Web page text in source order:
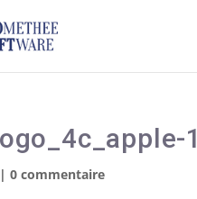
1
0 commentaire